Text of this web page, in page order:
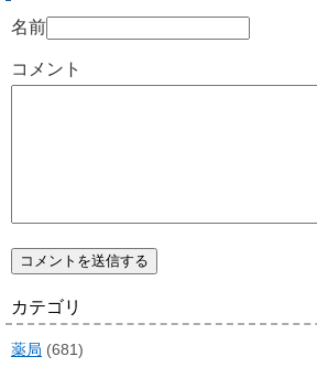
名前
コメント
カテゴリ
薬局 (681)